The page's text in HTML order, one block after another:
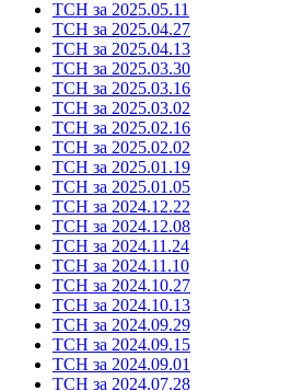
ТСН за 2025.05.11
ТСН за 2025.04.27
ТСН за 2025.04.13
ТСН за 2025.03.30
ТСН за 2025.03.16
ТСН за 2025.03.02
ТСН за 2025.02.16
ТСН за 2025.02.02
ТСН за 2025.01.19
ТСН за 2025.01.05
ТСН за 2024.12.22
ТСН за 2024.12.08
ТСН за 2024.11.24
ТСН за 2024.11.10
ТСН за 2024.10.27
ТСН за 2024.10.13
ТСН за 2024.09.29
ТСН за 2024.09.15
ТСН за 2024.09.01
ТСН за 2024.07.28